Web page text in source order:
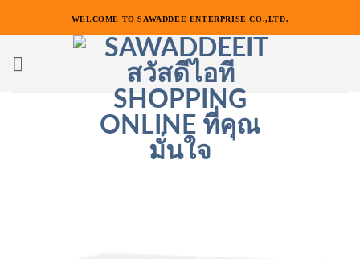
เนื้อหา
WELCOME TO SAWADDEE ENTERPRISE CO.,LTD.